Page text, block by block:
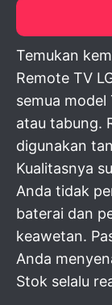
Temukan
Remote TV
semua model
atau tabung.
digunakan
Kualitasnya
Anda tidak
baterai dan
keawetan.
Anda
Stok selalu